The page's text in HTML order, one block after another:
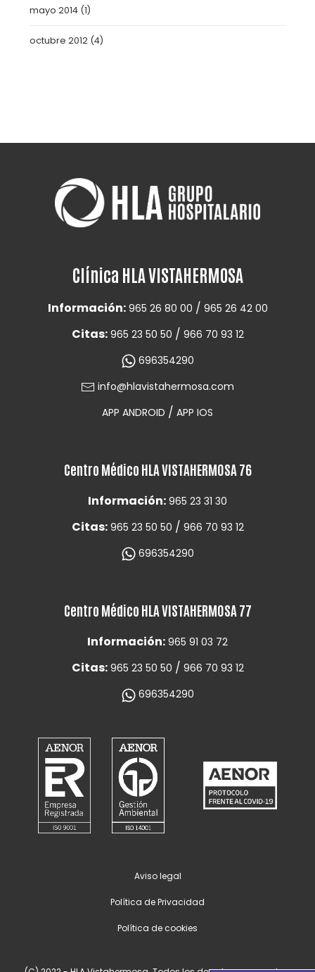
mayo 2014 (1)
octubre 2012 (4)
Clínica HLA VISTAHERMOSA
Información: 965 26 80 00 / 965 26 42 00
Citas: 965 23 50 50 / 966 70 93 12
696354290
info@hlavistahermosa.com
APP ANDROID / APP IOS
Centro Médico HLA VISTAHERMOSA 76
Información: 965 23 31 30
Citas: 965 23 50 50 / 966 70 93 12
696354290
Centro Médico HLA VISTAHERMOSA 77
Información: 965 91 03 72
Citas: 965 23 50 50 / 966 70 93 12
696354290
Aviso legal
Política de Privacidad
Política de cookies